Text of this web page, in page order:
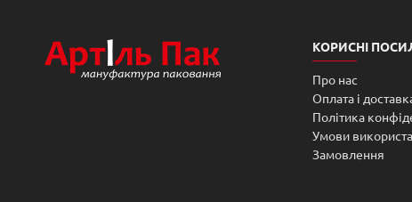
Упаковка 175*140*65
Упаковка 205*125*55
КОРИСНІ
Про нас
Оплата і
Політика
Умови
Замовлення